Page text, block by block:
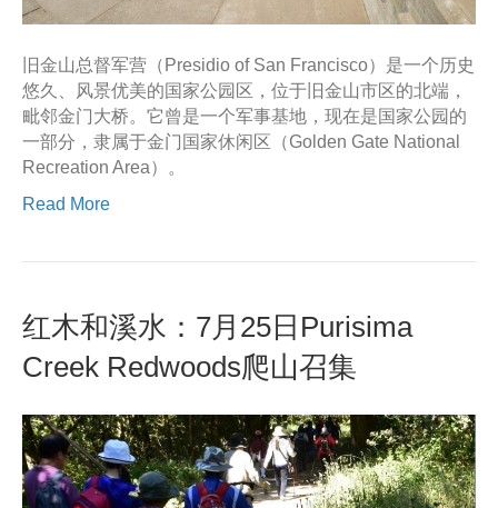
旧金山总督军营（Presidio of San Francisco）是一个历史
悠久、风景优美的国家公园区，位于旧金山市区的北端，
毗邻金门大桥。它曾是一个军事基地，现在是国家公园的
一部分，隶属于金门国家休闲区（Golden Gate National
Recreation Area）。
Read More
红木和溪水：7月25日Purisima
Creek Redwoods爬山召集